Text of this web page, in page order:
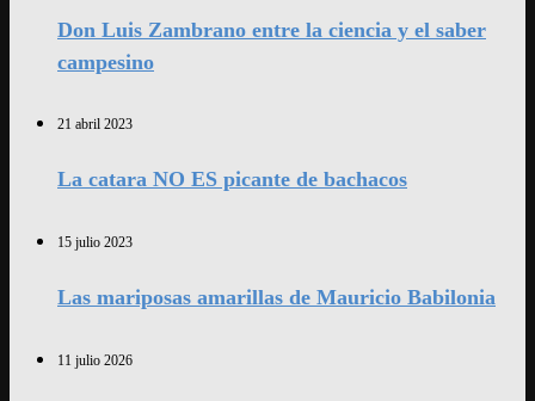
Don Luis Zambrano entre la ciencia y el saber
campesino
21 abril 2023
La catara NO ES picante de bachacos
15 julio 2023
Las mariposas amarillas de Mauricio Babilonia
11 julio 2026